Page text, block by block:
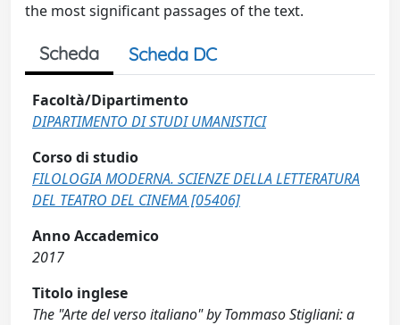
the most significant passages of the text.
Scheda Scheda DC
Facoltà/Dipartimento
DIPARTIMENTO DI STUDI UMANISTICI
Corso di studio
FILOLOGIA MODERNA. SCIENZE DELLA LETTERATURA
DEL TEATRO DEL CINEMA [05406]
Anno Accademico
2017
Titolo inglese
The "Arte del verso italiano" by Tommaso Stigliani: a